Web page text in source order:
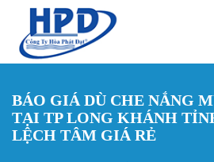
Nhảy đến nội dung
BÁO GIÁ DÙ CHE NẮNG
TẠI TP LONG KHÁNH
LỆCH TÂM GIÁ RẺ